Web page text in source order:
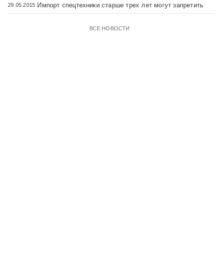
29.05.2015 Импорт спецтехники старше трех лет могут запретить
ВСЕ НОВОСТИ